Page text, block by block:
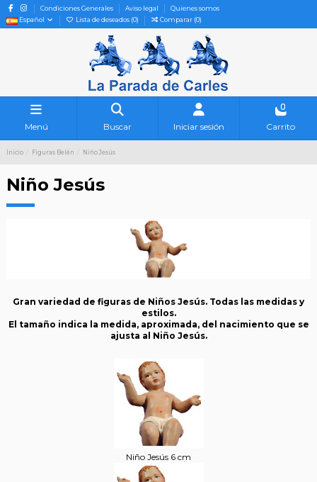
Condiciones Generales Aviso legal
Quienes somos
Español
Lista de deseados (0) Comparar (0)
Menú Buscar Iniciar sesión
0
Carrito
Inicio Figuras Belén Niño Jesús
Niño Jesús
Gran variedad de figuras de Niños Jesús. Todas las medidas y
estilos.
El tamaño indica la medida, aproximada, del nacimiento que se
ajusta al Niño Jesús.
Niño Jesús 6 cm